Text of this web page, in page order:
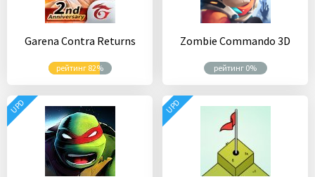
Garena Contra Returns
рейтинг 82%
Zombie Commando 3D
рейтинг 0%
UPD UPD